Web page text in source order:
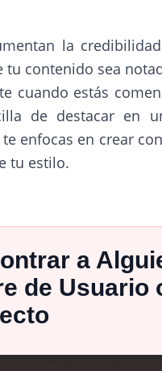
la
tu contenido sea
cuando estás
de destacar en
enfocas en crear
tu estilo.
a
de Usuario